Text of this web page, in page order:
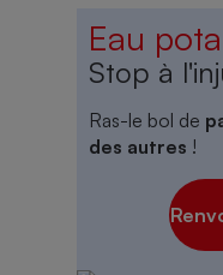
Eau
Stop à
Ras-le bol de
des autres !